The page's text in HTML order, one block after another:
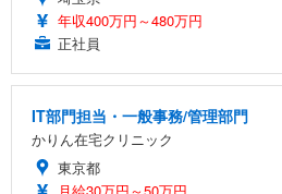
年収400万円～480万円
正社員
IT部門担当・一般事務/管理部門
かりん在宅クリニック
東京都